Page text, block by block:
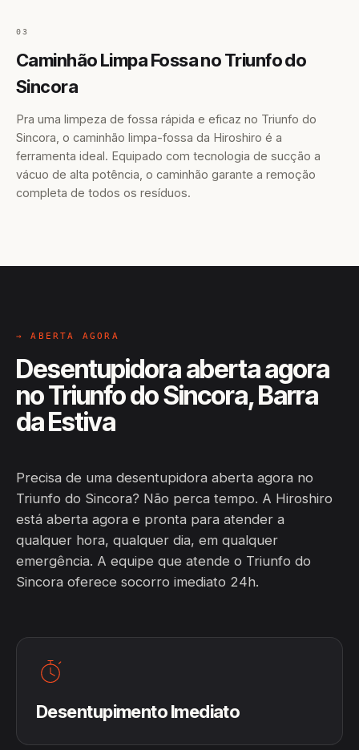
03
Caminhão Limpa Fossa no Triunfo do
Sincora
Pra uma limpeza de fossa rápida e eficaz no Triunfo do
Sincora, o caminhão limpa-fossa da Hiroshiro é a
ferramenta ideal. Equipado com tecnologia de sucção a
vácuo de alta potência, o caminhão garante a remoção
completa de todos os resíduos.
→ ABERTA AGORA
Desentupidora aberta agora
no Triunfo do Sincora, Barra
da Estiva
Precisa de uma desentupidora aberta agora no
Triunfo do Sincora? Não perca tempo. A Hiroshiro
está aberta agora e pronta para atender a
qualquer hora, qualquer dia, em qualquer
emergência. A equipe que atende o Triunfo do
Sincora oferece socorro imediato 24h.
Desentupimento Imediato